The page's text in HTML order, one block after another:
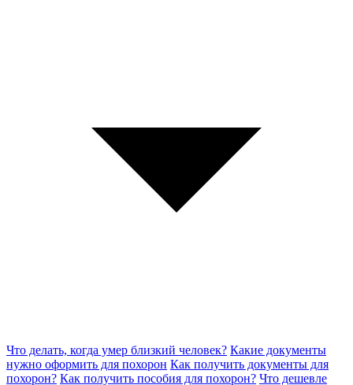
Что делать, когда умер близкий человек? Какие документы
нужно оформить для похорон Как получить документы для
похорон? Как получить пособия для похорон? Что дешевле